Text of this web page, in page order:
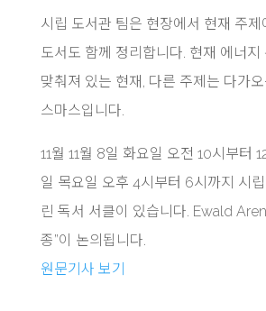
시립 도서관 팀은 현장에서 현재 주제
도서도 함께 정리합니다. 현재 에너지
맞춰져 있는 현재, 다른 주제는 다가
스마스입니다.
11월 11월 8일 화요일 오전 10시부터
일 목요일 오후 4시부터 6시까지 시
린 독서 서클이 있습니다. Ewald
종”이 논의됩니다.
원문기사 보기